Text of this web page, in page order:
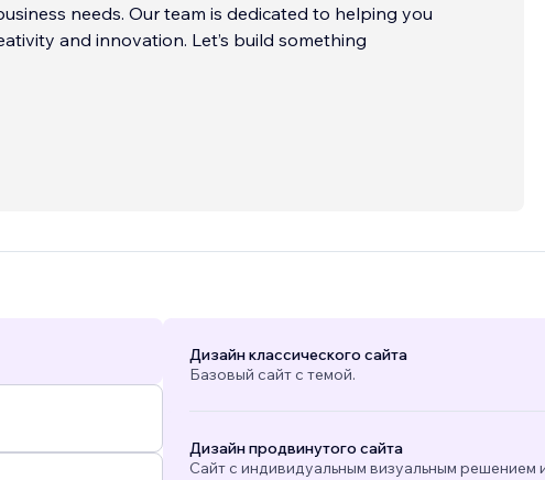
needs. Our team is dedicated to helping you
and innovation. Let’s build something
Дизайн классического сайта
Базовый сайт с темой.
Дизайн продвинутого сайта
Сайт с индивидуальным визуальным